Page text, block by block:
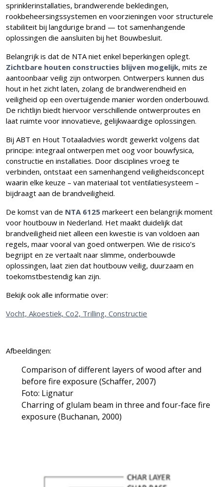
sprinklerinstallaties, brandwerende bekledingen,
rookbeheersingssystemen en voorzieningen voor structurele
stabiliteit bij langdurige brand — tot samenhangende
oplossingen die aansluiten bij het Bouwbesluit.
Belangrijk is dat de NTA niet enkel beperkingen oplegt.
Zichtbare houten constructies blijven mogelijk, mits ze
aantoonbaar veilig zijn ontworpen. Ontwerpers kunnen dus
hout in het zicht laten, zolang de brandwerendheid en
veiligheid op een overtuigende manier worden onderbouwd.
De richtlijn biedt hiervoor verschillende ontwerproutes en
laat ruimte voor innovatieve, gelijkwaardige oplossingen.
Bij ABT en Hout Totaaladvies wordt gewerkt volgens dat
principe: integraal ontwerpen met oog voor bouwfysica,
constructie en installaties. Door disciplines vroeg te
verbinden, ontstaat een samenhangend veiligheidsconcept
waarin elke keuze – van materiaal tot ventilatiesysteem –
bijdraagt aan de brandveiligheid.
De komst van de NTA 6125 markeert een belangrijk moment
voor houtbouw in Nederland. Het maakt duidelijk dat
brandveiligheid niet alleen een kwestie is van voldoen aan
regels, maar vooral van goed ontwerpen. Wie de risico’s
begrijpt en ze vertaalt naar slimme, onderbouwde
oplossingen, laat zien dat houtbouw veilig, duurzaam en
toekomstbestendig kan zijn.
Bekijk ook alle informatie over:
Vocht, Akoestiek, Co2, Trilling, Constructie
Afbeeldingen:
Comparison of different layers of wood after and
before fire exposure (Schaffer, 2007)
Foto: Lignatur
Charring of glulam beam in three and four-face fire
exposure (Buchanan, 2000)